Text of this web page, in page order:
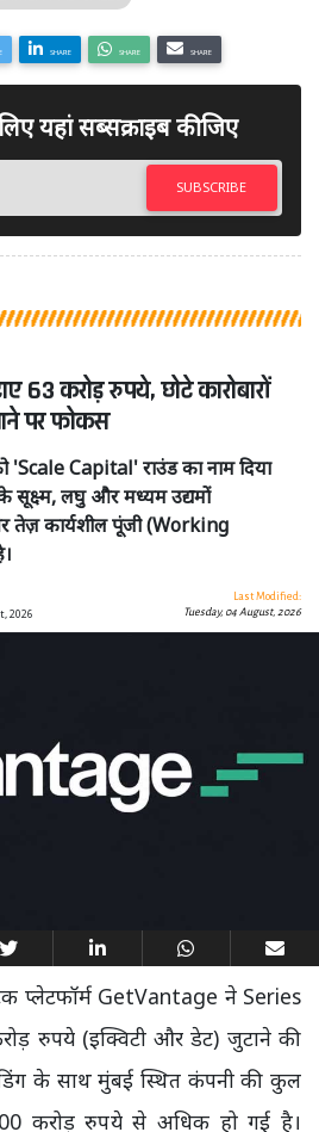
SHARE SHARE SHARE
यहां सब्सक्राइब कीजिए
SUBSCRIBE
63 करोड़ रुपये, छोटे कारोबारों
पर फोकस
'Scale Capital' राउंड का नाम दिया
सूक्ष्म, लघु और मध्यम उद्यमों
कार्यशील पूंजी (Working
2026
Last Modified:
Tuesday, 04 August, 2026
प्लेटफॉर्म GetVantage ने Series
रुपये (इक्विटी और डेट) जुटाने की
के साथ मुंबई स्थित कंपनी की कुल
700 करोड़ रुपये से अधिक हो गई है।